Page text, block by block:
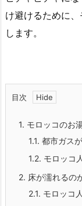
け避けるために
します。
目次
1. モロッコのお
1.1. 都市ガス
1.2. モロッコ
2. 床が濡れるの
2.1. モロッコ